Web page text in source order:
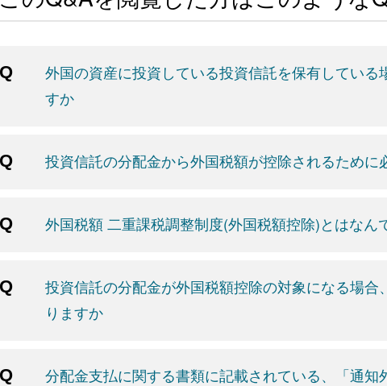
外国の資産に投資している投資信託を保有してい
すか
投資信託の分配金から外国税額が控除されるために
外国税額 二重課税調整制度(外国税額控除)とはなん
投資信託の分配金が外国税額控除の対象になる場
りますか
分配金支払に関する書類に記載されている、「通